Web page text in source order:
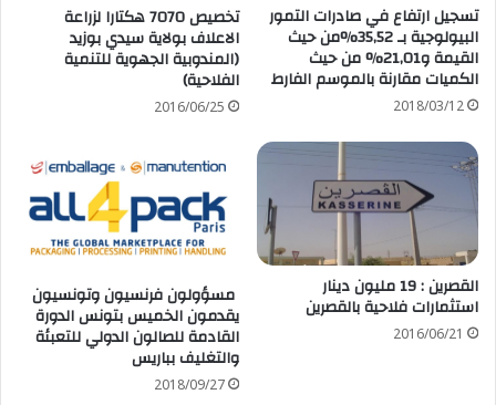
تسجيل ارتفاع في صادرات التمور
البيولوجية بـ 35,52%من حيث
القيمة و21,01% من حيث
الكميات مقارنة بالموسم الفارط
2018/03/12
تخصيص 7070 هكتارا لزراعة
الاعلاف بولاية سيدي بوزيد
(المندوبية الجهوية للتنمية
الفلاحية)
2016/06/25
القصرين : 19 مليون دينار
استثمارات فلاحية بالقصرين
2016/06/21
مسؤولون فرنسيون وتونسيون
يقدمون الخميس بتونس الدورة
القادمة للصالون الدولي للتعبئة
والتغليف بباريس
2018/09/27